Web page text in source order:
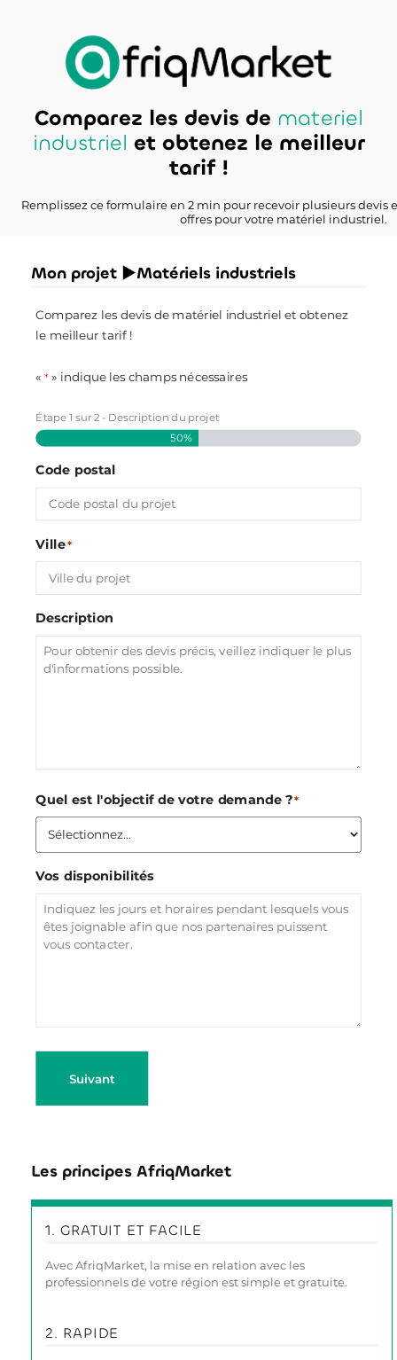
Comparez les devis de materiel
industriel et obtenez le meilleur
tarif !
Remplissez ce formulaire en 2 min pour recevoir plusieurs devis
offres pour votre matériel industriel.
Mon projet ►Matériels industriels
Comparez les devis de matériel industriel et obtenez
le meilleur tarif !
«* » indique les champs nécessaires
Étape1 sur2 - Description du projet
50%
Code postal
Ville*
Description
Quel est l'objectif de votre demande ?*
Vos disponibilités
Suivant
Les principes AfriqMarket
1. GRATUIT ET FACILE
Avec AfriqMarket, la mise en relation avec les
professionnels de votre région est simple et gratuite.
2. RAPIDE